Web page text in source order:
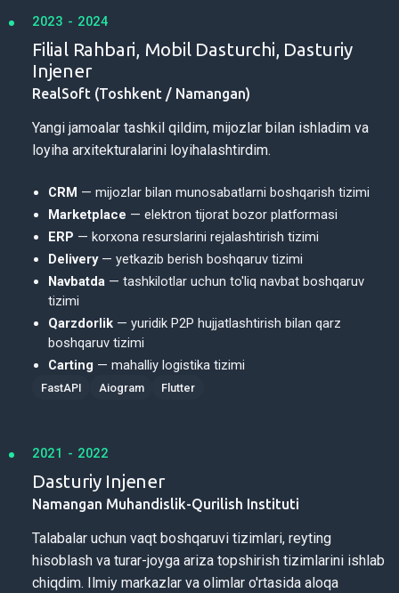
2023 - 2024
Filial Rahbari, Mobil Dasturchi, Dasturiy
Injener
RealSoft (Toshkent / Namangan)
Yangi jamoalar tashkil qildim, mijozlar bilan ishladim va
loyiha arxitekturalarini loyihalashtirdim.
CRM — mijozlar bilan munosabatlarni boshqarish tizimi
Marketplace — elektron tijorat bozor platformasi
ERP — korxona resurslarini rejalashtirish tizimi
Delivery— yetkazib berish boshqaruv tizimi
Navbatda — tashkilotlar uchun to'liq navbat boshqaruv
tizimi
Qarzdorlik — yuridik P2P hujjatlashtirish bilan qarz
boshqaruv tizimi
Carting — mahalliy logistika tizimi
FastAPI Aiogram Flutter
2021 - 2022
Dasturiy Injener
Namangan Muhandislik-Qurilish Instituti
Talabalar uchun vaqt boshqaruvi tizimlari, reyting
hisoblash va turar-joyga ariza topshirish tizimlarini ishlab
chiqdim. Ilmiy markazlar va olimlar o'rtasida aloqa